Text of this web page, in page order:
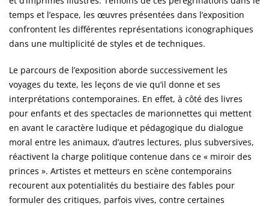
temps et l’espace, les œuvres présentées dans l’exposition
confrontent les différentes représentations iconographiques
dans une multiplicité de styles et de techniques.
Le parcours de l’exposition aborde successivement les
voyages du texte, les leçons de vie qu’il donne et ses
interprétations contemporaines. En effet, à côté des livres
pour enfants et des spectacles de marionnettes qui mettent
en avant le caractère ludique et pédagogique du dialogue
moral entre les animaux, d’autres lectures, plus subversives,
réactivent la charge politique contenue dans ce « miroir des
princes ». Artistes et metteurs en scène contemporains
recourent aux potentialités du bestiaire des fables pour
formuler des critiques, parfois vives, contre certaines